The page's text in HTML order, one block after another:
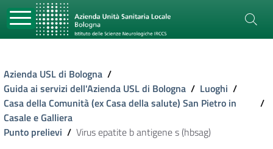
Azienda USL di Bologna /
Guida ai servizi dell'Azienda USL di Bologna / Luoghi /
Casa della Comunità (ex Casa della salute) San Pietro in
Casale e Galliera
/
Punto prelievi / Virus epatite b antigene s (hbsag)